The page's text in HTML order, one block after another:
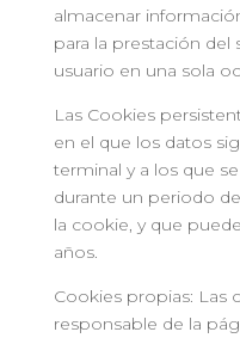
almacenar
para la prestación del
usuario en una sola
Las Cookies
en el que los datos
terminal y a los que
durante un periodo
la cookie, y que
años.
Cookies propias: Las
responsable de la